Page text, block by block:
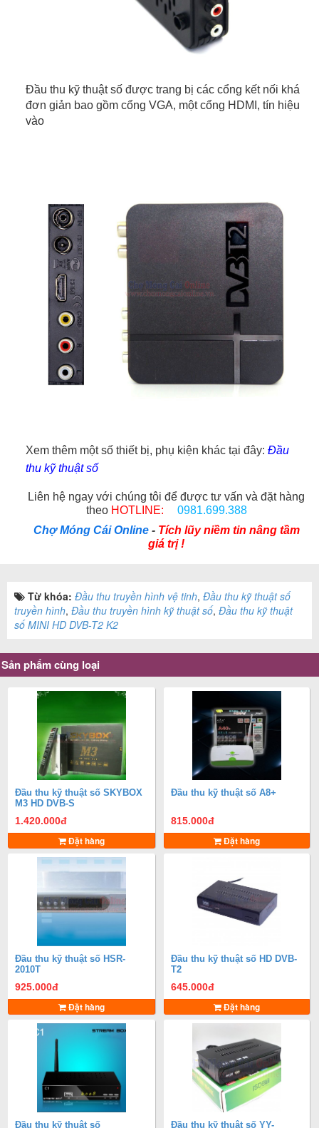
Đầu thu kỹ thuật số được trang bị các cổng kết nối khá
đơn giản bao gồm cổng VGA, một cổng HDMI, tín hiệu
vào
Xem thêm một số thiết bị, phụ kiện khác tại đây:Đầu
thu kỹ thuật số
Liên hệ ngay với chúng tôi để được tư vấn và đặt hàng
theo HOTLINE:
0981.699.388
Chợ Móng Cái Online- Tích lũy niềm tin nâng tầm
giá trị !
Từ khóa: Đầu thu truyền hình vệ tinh, Đầu thu kỹ thuật số
truyền hình, Đầu thu truyền hình kỹ thuật số, Đầu thu kỹ thuật
số MINI HD DVB-T2 K2
Sản phẩm cùng loại
Đầu thu kỹ thuật số SKYBOX
M3 HD DVB-S
1.420.000đ
Đặt hàng
Đầu thu kỹ thuật số A8+
815.000đ
Đặt hàng
Đầu thu kỹ thuật số HSR-
2010T
925.000đ
Đặt hàng
Đầu thu kỹ thuật số HD DVB-
T2
645.000đ
Đặt hàng
Đầu thu kỹ thuật số Đầu thu kỹ thuật số YY-